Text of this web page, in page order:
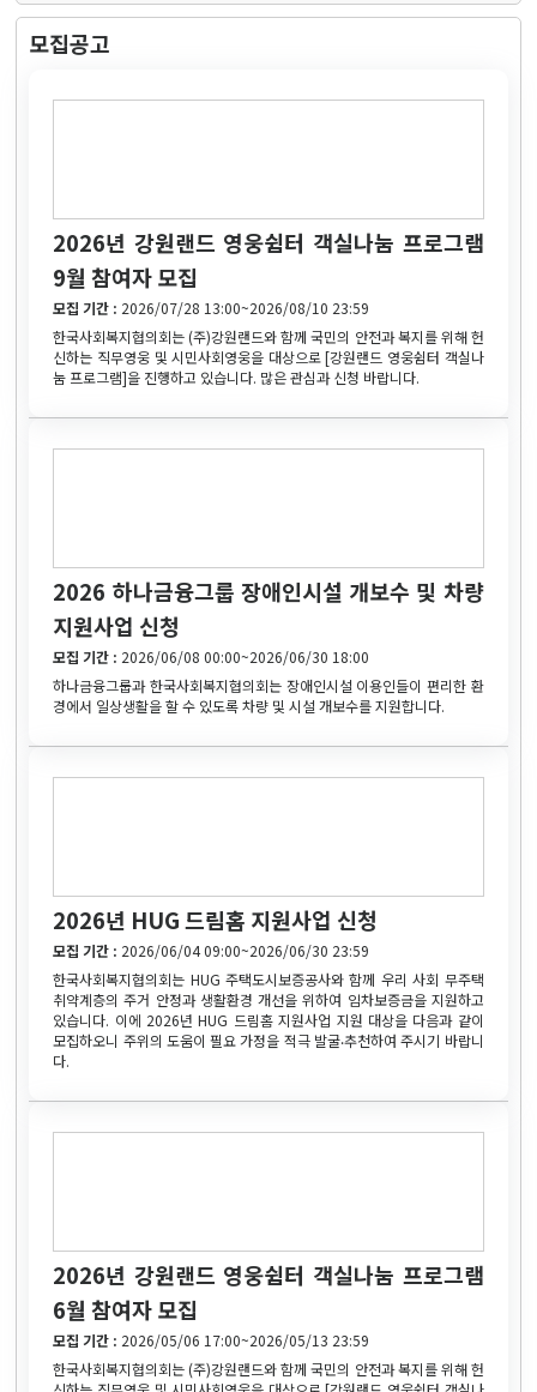
모집공고
2026년 강원랜드 영웅쉼터 객실나눔 프로그램
9월 참여자 모집
모집 기간 : 2026/07/28 13:00~2026/08/10 23:59
한국사회복지협의회는 (주)강원랜드와 함께 국민의 안전과 복지를 위해 헌
신하는 직무영웅 및 시민사회영웅을 대상으로 [강원랜드 영웅쉼터 객실나
눔 프로그램]을 진행하고 있습니다. 많은 관심과 신청 바랍니다.
2026 하나금융그룹 장애인시설 개보수 및 차량
지원사업 신청
모집 기간 : 2026/06/08 00:00~2026/06/30 18:00
하나금융그룹과 한국사회복지협의회는 장애인시설 이용인들이 편리한 환
경에서 일상생활을 할 수 있도록 차량 및 시설 개보수를 지원합니다.
2026년 HUG 드림홈 지원사업 신청
모집 기간 : 2026/06/04 09:00~2026/06/30 23:59
한국사회복지협의회는 HUG 주택도시보증공사와 함께 우리 사회 무주택
취약계층의 주거 안정과 생활환경 개선을 위하여 임차보증금을 지원하고
있습니다. 이에 2026년 HUG 드림홈 지원사업 지원 대상을 다음과 같이
모집하오니 주위의 도움이 필요 가정을 적극 발굴‧추천하여 주시기 바랍니
다.
2026년 강원랜드 영웅쉼터 객실나눔 프로그램
6월 참여자 모집
모집 기간 : 2026/05/06 17:00~2026/05/13 23:59
한국사회복지협의회는 (주)강원랜드와 함께 국민의 안전과 복지를 위해 헌